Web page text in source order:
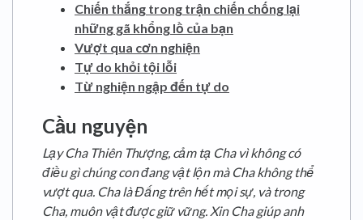
Chiến thắng trong trận chiến chống lại
những gã khổng lồ của bạn
Vượt qua cơn nghiện
Tự do khỏi tội lỗi
Từ nghiện ngập đến tự do
Cầu nguyện
Lạy Cha Thiên Thượng, cảm tạ Cha vì không có
điều gì chúng con đang vật lộn mà Cha không thể
vượt qua. Cha là Đấng trên hết mọi sự, và trong
Cha, muôn vật được giữ vững. Xin Cha giúp anh